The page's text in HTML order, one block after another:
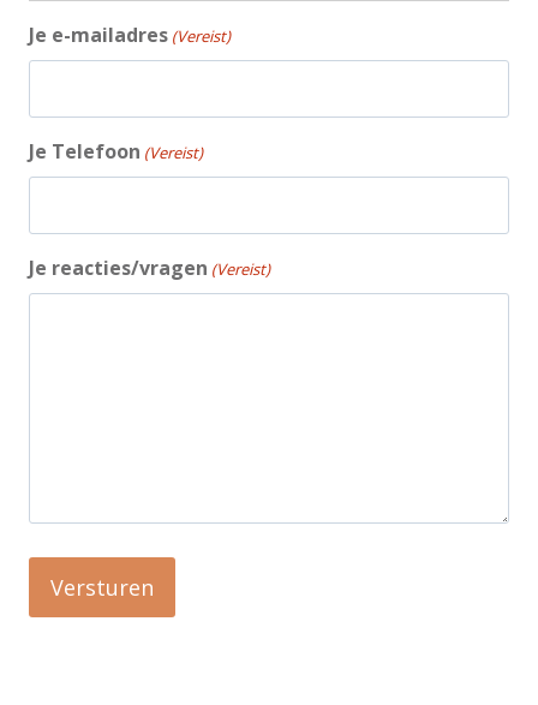
Je e-mailadres (Vereist)
Je Telefoon (Vereist)
Je reacties/vragen (Vereist)